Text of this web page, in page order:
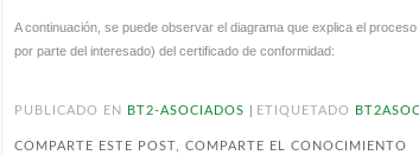
A continuación, se puede observar el diagrama que explica el
por parte del interesado) del certificado de conformidad:
PUBLICADO EN BT2-ASOCIADOS ETIQUETADO
COMPARTE ESTE POST, COMPARTE EL CONOCIMIENTO